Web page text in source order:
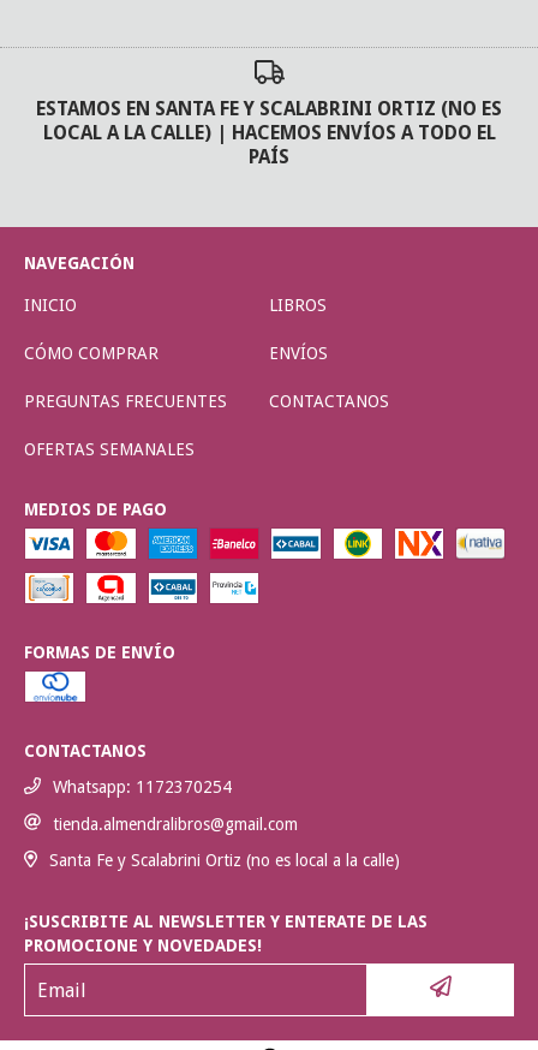
ESTAMOS EN SANTA FE Y SCALABRINI ORTIZ (NO ES
LOCAL A LA CALLE) | HACEMOS ENVÍOS A TODO EL
PAÍS
NAVEGACIÓN
INICIO LIBROS
CÓMO COMPRAR ENVÍOS
PREGUNTAS FRECUENTES CONTACTANOS
OFERTAS SEMANALES
MEDIOS DE PAGO
FORMAS DE ENVÍO
CONTACTANOS
Whatsapp: 1172370254
tienda.almendralibros@gmail.com
Santa Fe y Scalabrini Ortiz (no es local a la calle)
¡SUSCRIBITE AL NEWSLETTER Y ENTERATE DE LAS
PROMOCIONE Y NOVEDADES!